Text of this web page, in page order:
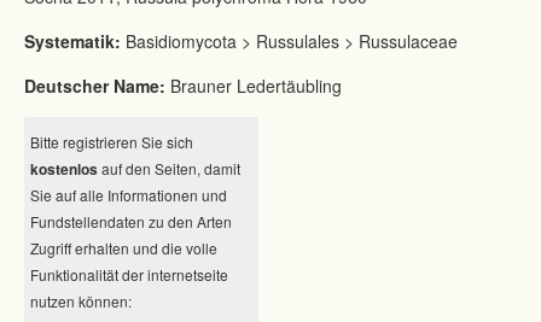
Systematik: Basidiomycota > Russulales > Russulaceae
Deutscher Name: Brauner Ledertäubling
Bitte registrieren Sie sich
kostenlos auf den Seiten, damit
Sie auf alle Informationen und
Fundstellendaten zu den Arten
Zugriff erhalten und die volle
Funktionalität der internetseite
nutzen können: